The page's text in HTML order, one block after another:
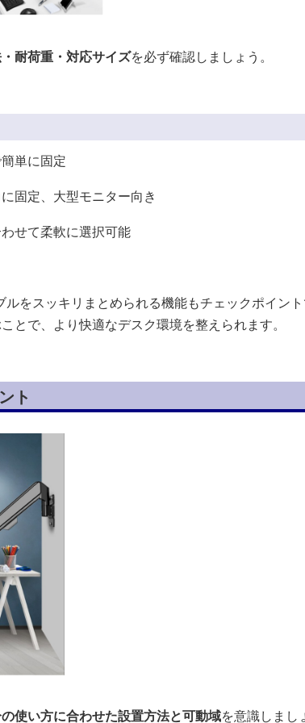
耐荷重・対応サイズを必ず確認しましょう。
単に固定
固定、大型モニター向き
せて柔軟に選択可能
ルをスッキリまとめられる機能もチェックポイン
とで、より快適なデスク環境を整えられます。
ト
使い方に合わせた設置方法と可動域を意識しまし